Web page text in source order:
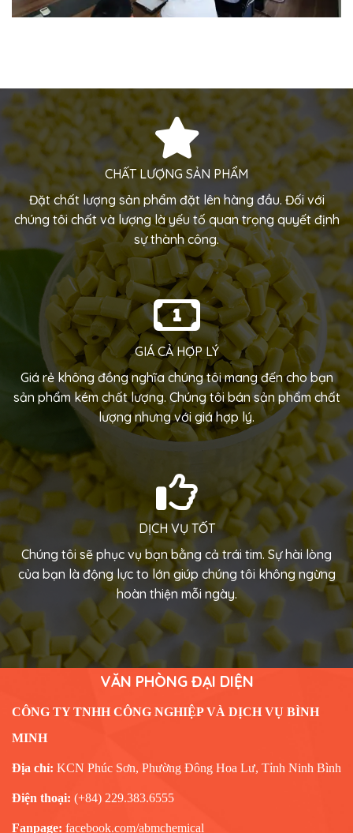
CHẤT LƯỢNG SẢN PHẨM
Đặt chất lượng sản phẩm đặt lên hàng đầu. Đối với
chúng tôi chất và lượng là yếu tố quan trọng quyết định
sự thành công.
GIÁ CẢ HỢP LÝ
Giá rẻ không đồng nghĩa chúng tôi mang đến cho bạn
sản phẩm kém chất lượng. Chúng tôi bán sản phẩm chất
lượng nhưng với giá hợp lý.
DỊCH VỤ TỐT
Chúng tôi sẽ phục vụ bạn bằng cả trái tim. Sự hài lòng
của bạn là động lực to lớn giúp chúng tôi không ngừng
hoàn thiện mỗi ngày.
VĂN PHÒNG ĐẠI DIỆN
CÔNG TY TNHH CÔNG NGHIỆP VÀ DỊCH VỤ BÌNH
MINH
Địa chỉ: KCN Phúc Sơn, Phường Đông Hoa Lư, Tỉnh Ninh Bình
Điện thoại: (+84) 229.383.6555
Fanpage: facebook.com/abmchemical